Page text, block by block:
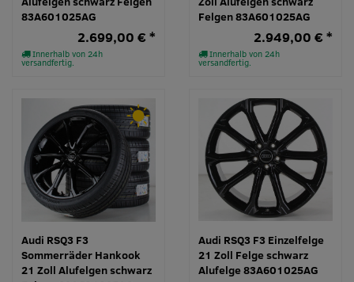
83A601025AG
Innerhalb von 24h
versandfertig.
2.699,00 € *
Felgen 83A601025AG
Innerhalb von 24h
versandfertig.
2.949,00 € *
Audi RSQ3 F3
Sommerräder Hankook
21 Zoll Alufelgen schwarz
Audi RSQ3 F3 Einzelfelge
21 Zoll Felge schwarz
Alufelge 83A601025AG